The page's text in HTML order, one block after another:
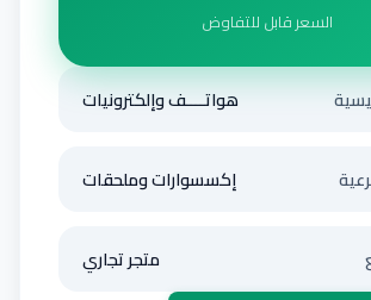
السعر قابل للتفاوض
هواتــــف وإلكترونيات
إكسسوارات وملحقات
متجر تجاري